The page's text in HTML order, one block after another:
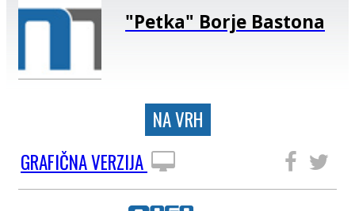
"Petka" Borje Bastona
NA VRH
GRAFIČNA VERZIJA